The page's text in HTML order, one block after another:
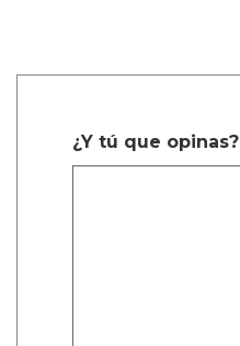
¿Y tú que opinas?